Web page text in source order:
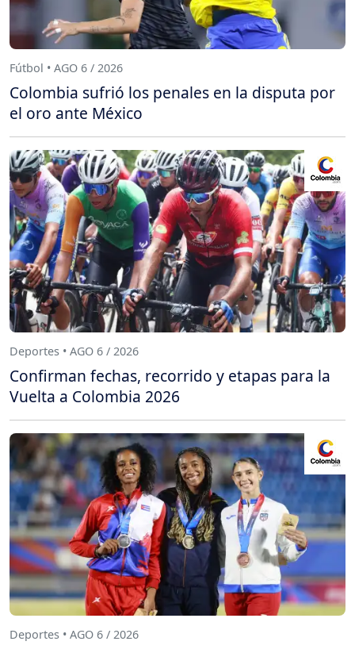
Fútbol • AGO 6 / 2026
Colombia sufrió los penales en la disputa por
el oro ante México
Deportes • AGO 6 / 2026
Confirman fechas, recorrido y etapas para la
Vuelta a Colombia 2026
Deportes • AGO 6 / 2026